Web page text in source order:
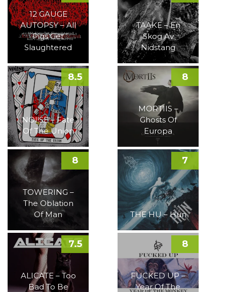
12 GAUGE
AUTOPSY – All
Pigs Get
Slaughtered
TAAKE – En
Skog Av
Nidstang
NOI!SE – Fate
Of The Union
8.5
MORTIIS –
Ghosts Of
Europa
8
TOWERING –
The Oblation
Of Man
8
THE HU – Hun
7
ALICATE – Too
Bad To Be
7.5
FUCKED UP –
Year Of The
8